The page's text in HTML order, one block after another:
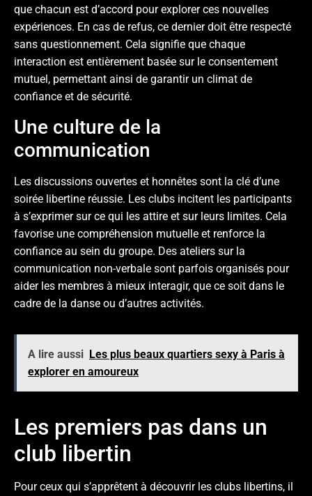
que chacun est d’accord pour explorer ces nouvelles
expériences. En cas de refus, ce dernier doit être respecté
sans questionnement. Cela signifie que chaque
interaction est entièrement basée sur le consentement
mutuel, permettant ainsi de garantir un climat de
confiance et de sécurité.
Une culture de la
communication
Les discussions ouvertes et honnêtes sont la clé d’une
soirée libertine réussie. Les clubs incitent les participants
à s’exprimer sur ce qui les attire et sur leurs limites. Cela
favorise une compréhension mutuelle et renforce la
confiance au sein du groupe. Des ateliers sur la
communication non-verbale sont parfois organisés pour
aider les membres à mieux interagir, que ce soit dans le
cadre de la danse ou d’autres activités.
A lire aussi Les plus beaux quartiers sexy à Paris à
explorer en amoureux
Les premiers pas dans un
club libertin
Pour ceux qui s’apprêtent à découvrir les clubs libertins, il